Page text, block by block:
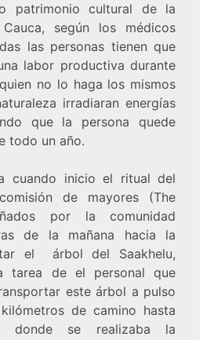
patrimonio cultural de la
según los médicos
las personas tienen que
labor productiva durante
no lo haga los mismos
irradiaran energías
que la persona quede
todo un año.
cuando inicio el ritual del
de mayores (The
por la comunidad
de la mañana hacia la
el árbol del Saakhelu,
tarea de el personal que
este árbol a pulso
de camino hasta
donde se realizaba la